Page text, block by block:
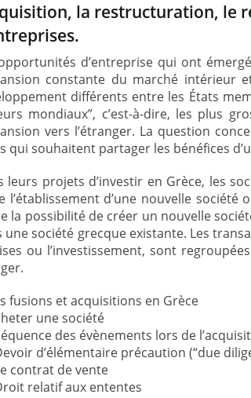
la restructuration, le
d’entreprise qui ont
constante du marché intérieur
différents entre les États
mondiaux”, c’est-à-dire, les plus
vers l’étranger. La question
qui souhaitent partager les bénéfices
leurs projets d’investir en Grèce, les
l’établissement d’une nouvelle
la possibilité de créer un nouvelle
une société grecque existante. Les
ou l’investissement, sont
fusions et acquisitions en Grèce
une société
des évènements lors de
d’élémentaire précaution (“due
contrat de vente
relatif aux ententes